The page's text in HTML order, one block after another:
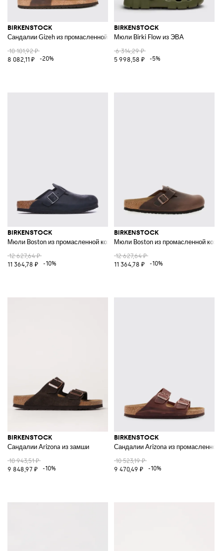
BIRKENSTOCK
Сандалии Gizeh из промасленной кожи
10 101,92 ₽
8 082,11 ₽
-20%
BIRKENSTOCK
Мюли Birki Flow из ЭВА
6 314,29 ₽
5 998,58 ₽
-5%
BIRKENSTOCK
Мюли Boston из промасленной кожи
12 627,64 ₽
11 364,78 ₽
-10%
BIRKENSTOCK
Мюли Boston из промасленной кожи
12 627,64 ₽
11 364,78 ₽
-10%
BIRKENSTOCK
Сандалии Arizona из замши
10 943,51 ₽
9 848,97 ₽
-10%
BIRKENSTOCK
Сандалии Arizona из промасленной
10 523,19 ₽
9 470,49 ₽
-10%